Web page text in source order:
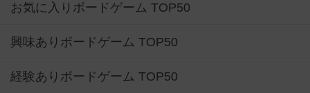
お気に入りボードゲーム TOP50
興味ありボードゲーム TOP50
経験ありボードゲーム TOP50